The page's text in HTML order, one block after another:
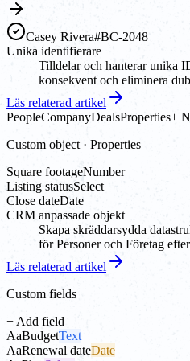
Casey Rivera#BC-2048
Unika identifierare
Tilldelar och hanterar unika
konsekvent och eliminera
Läs relaterad artikel
PeopleCompanyDealsProperties+
Custom object · Properties
Square footageNumber
Listing statusSelect
Close dateDate
CRM anpassade objekt
Skapa skräddarsydda
för Personer och Företag
Läs relaterad artikel
Custom fields
+ Add field
AaBudgetText
AaRenewal dateDate